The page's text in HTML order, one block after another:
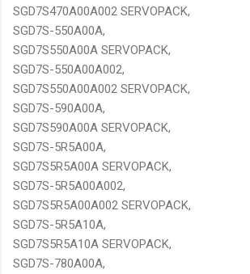
SGD7S470A00A002 SERVOPACK,
SGD7S-550A00A,
SGD7S550A00A SERVOPACK,
SGD7S-550A00A002,
SGD7S550A00A002 SERVOPACK,
SGD7S-590A00A,
SGD7S590A00A SERVOPACK,
SGD7S-5R5A00A,
SGD7S5R5A00A SERVOPACK,
SGD7S-5R5A00A002,
SGD7S5R5A00A002 SERVOPACK,
SGD7S-5R5A10A,
SGD7S5R5A10A SERVOPACK,
SGD7S-780A00A,